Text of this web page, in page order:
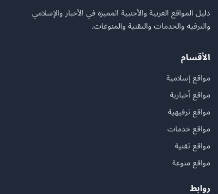
دليل المواقع العربية والأجنبية المميزة في الأخبار والإسلامي
والترفيه والخدمات والتقنية والمنوعات.
الأقسام
مواقع إسلامية
مواقع أخبارية
مواقع ترفيهية
مواقع خدمات
مواقع تقنية
مواقع منوعة
روابط